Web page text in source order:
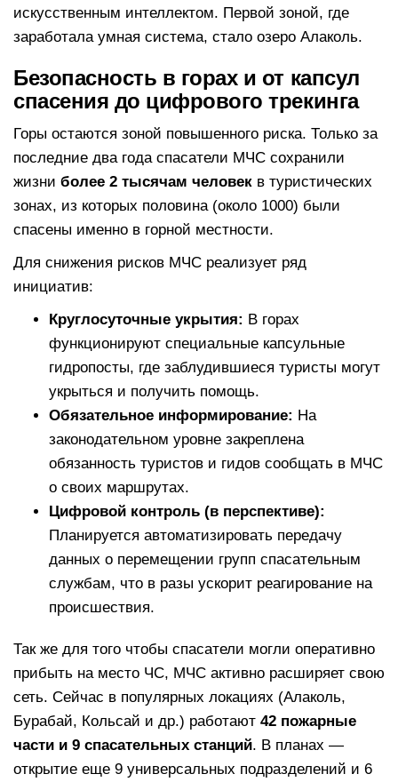
искусственным интеллектом. Первой зоной, где
заработала умная система, стало озеро Алаколь.
Безопасность в горах и от капсул
спасения до цифрового трекинга
Горы остаются зоной повышенного риска. Только за
последние два года спасатели МЧС сохранили
жизни более 2 тысячам человек в туристических
зонах, из которых половина (около 1000) были
спасены именно в горной местности.
Для снижения рисков МЧС реализует ряд
инициатив:
Круглосуточные укрытия: В горах
функционируют специальные капсульные
гидропосты, где заблудившиеся туристы могут
укрыться и получить помощь.
Обязательное информирование: На
законодательном уровне закреплена
обязанность туристов и гидов сообщать в МЧС
о своих маршрутах.
Цифровой контроль (в перспективе):
Планируется автоматизировать передачу
данных о перемещении групп спасательным
службам, что в разы ускорит реагирование на
происшествия.
Так же для того чтобы спасатели могли оперативно
прибыть на место ЧС, МЧС активно расширяет свою
сеть. Сейчас в популярных локациях (Алаколь,
Бурабай, Кольсай и др.) работают 42 пожарные
части и 9 спасательных станций. В планах —
открытие еще 9 универсальных подразделений и 6